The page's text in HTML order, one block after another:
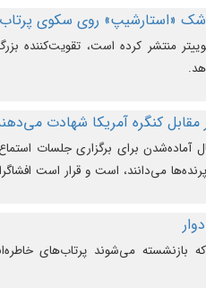
«استارشیپ» روی سکوی پرتاب
منتشر کرده است، تقویت‌کننده
کنگره آمریکا شهادت
آماده‌شدن برای برگزاری جلسات
می‌دانند، است و قرار است
بازنشسته می‌شوند پرتاب‌های